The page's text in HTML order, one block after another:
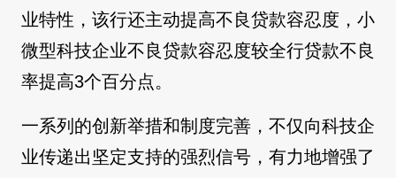
业特性，该行还主动提高不良贷款容忍度，小
微型科技企业不良贷款容忍度较全行贷款不良
率提高3个百分点。
一系列的创新举措和制度完善，不仅向科技企
业传递出坚定支持的强烈信号，有力地增强了